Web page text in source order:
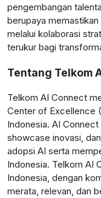
pengembangan
berupaya
melalui kolaborasi
terukur bagi
Tentang Telkom
Telkom AI Connect
Center of Excellence
Indonesia. AI
showcase inovasi,
adopsi AI serta
Indonesia. Telkom AI
Indonesia, dengan
merata, relevan, dan